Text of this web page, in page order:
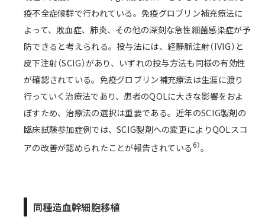
疫不全症候群で行われている。免疫グロブリン補充療法に
よって、敗血症、肺炎、その他の深刻な急性細菌感染症が予
防できると考えられる。投与法には、経静脈注射（IVIG）と
皮下注射（SCIG）があり、いずれの投与方法も同様の有効性
が確認されている。免疫グロブリン補充療法は生涯に渡り
行っていく治療法であり、患者のQOLに大きな影響をおよ
ぼすため、治療法の選択は重要である。近年のSCIG製剤の
臨床試験参加症例では、SCIG製剤への変更によりQOLスコ
アの改善が認められたことが報告されている6）。
同種造血幹細胞移植